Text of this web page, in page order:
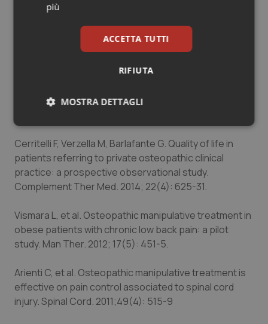
Chila AG. Foundation of osteopathic medicine. 3rded.
Lippincott Wiliams & Wilkins.
Related Health Problems (ICD-10) (M99.0-M99.9.)
Tozzi P. Does fascia hold memories? J Bodyw Mov
Cerritelli F, Verzella M, Barlafante G. Quality of life in
patients referring to private osteopathic clinical
practice: a prospective observational study.
Complement Ther Med. 2014; 22(4): 625-31.
Vismara L, et al. Osteopathic manipulative treatment in
obese patients with chronic low back pain: a pilot
study. Man Ther. 2012; 17(5): 451-5.
Arienti C, et al. Osteopathic manipulative treatment is
effective on pain control associated to spinal cord
injury. Spinal Cord. 2011;49(4): 515-9
più
ACCETTA TUTTI
RIFIUTA
MOSTRA DETTAGLI
Necessari Statistici Marketing
Necessari Statistici Marketing
I cookie necessari contribuiscono a rendere fruibile il
sito web abilitandone funzionalità di base quali la
funzionare correttamente senza questi cookie.
Nome
Fornitore/Dominio
VISITOR_PRIVACY_METADATA
YouTube